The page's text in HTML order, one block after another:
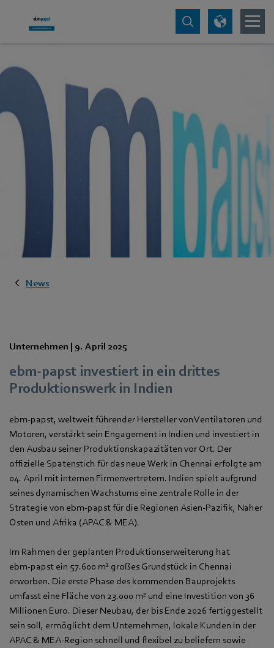
News
Unternehmen | 9. April 2025
ebm‑papst investiert in ein drittes
Produktionswerk in Indien
ebm‑papst, weltweit führender Hersteller von Ventilatoren und
Motoren, verstärkt sein Engagement in Indien und investiert in
den Ausbau seiner Produktionskapazitäten vor Ort. Der
offizielle Spatenstich für das neue Werk in Chennai erfolgte am
04. April mit internen Firmenvertretern. Indien spielt aufgrund
seines dynamischen Wachstums eine zentrale Rolle in der
Strategie von ebm‑papst für die Regionen Asien-Pazifik, Naher
Osten und Afrika (APAC & MEA).
Im Rahmen der geplanten Produktionserweiterung hat
ebm‑papst ein 57.600 m² großes Grundstück in Chennai
erworben. Die erste Phase des kommenden Bauprojekts
umfasst eine Fläche von 23.000 m² und eine Investition von 36
Millionen Euro. Dieser Neubau, der bis Ende 2026 fertiggestellt
sein soll, ermöglicht dem Unternehmen, lokale Kunden in der
APAC & MEA-Region schnell und flexibel zu beliefern sowie